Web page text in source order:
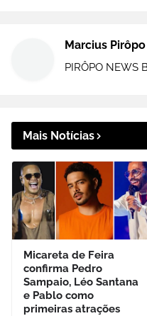
Marcius
PIRÔPO NEWS
Mais Notícias
Micareta de Feira
confirma Pedro
Sampaio, Léo Santana
e Pablo como
primeiras atrações